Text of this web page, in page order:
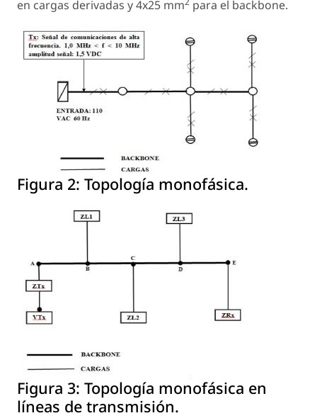
en cargas derivadas y 4x25 mm para el backbone.
Figura 2: Topología monofásica.
Figura 3: Topología monofásica en
líneas de transmisión.